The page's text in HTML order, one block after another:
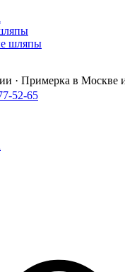
шляпы
· Примерка в Москве
52-65